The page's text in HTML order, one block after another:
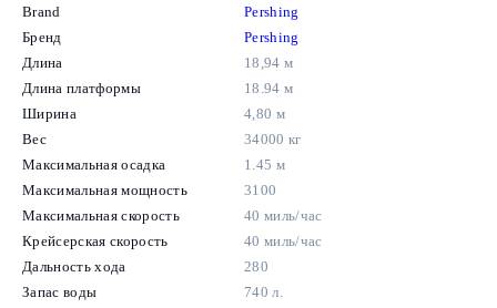
Brand
Pershing
Бренд
Pershing
Длина
18,94 м
Длина платформы
18.94 м
Ширина
4,80 м
Вес
34000 кг
Максимальная осадка
1.45 м
Максимальная мощность
3100
Максимальная скорость
40 миль/час
Крейсерская скорость
40 миль/час
Дальность хода
280
Запас воды
740 л.